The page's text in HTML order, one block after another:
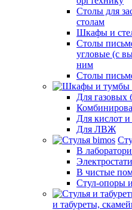
Столы для
столам
Шкафы и
Столы
угловые (с
ним
Столы
Для газовых
Для кислот
Для ЛВЖ
В
В чистые
Стул-опоры
и табуреты,